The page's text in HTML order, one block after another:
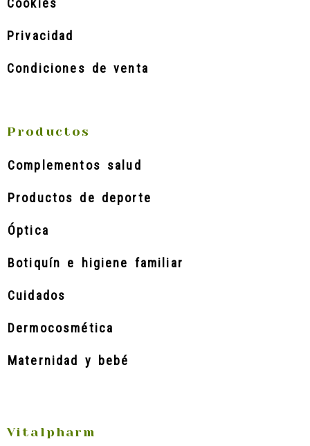
Cookies
Privacidad
Condiciones de venta
Productos
Complementos salud
Productos de deporte
Óptica
Botiquín e higiene familiar
Cuidados
Dermocosmética
Maternidad y bebé
Vitalpharm